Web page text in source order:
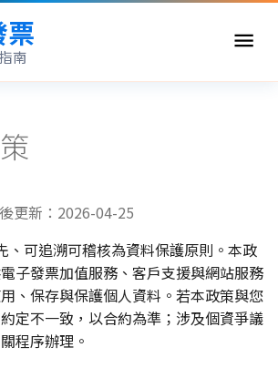
票
南
更新：2026-04-25
、可追溯可稽核為資料保護原則。本政
子發票加值服務、客戶支援與網站服務
、保存與保護個人資料。若本政策與您
定不一致，以合約為準；涉及個資爭議
程序辦理。